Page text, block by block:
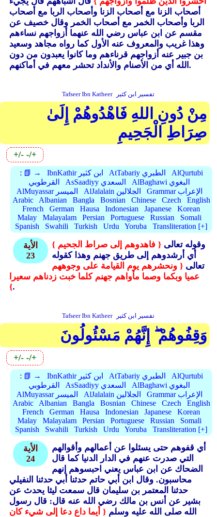
أصحاب الزنا مع أصحاب الزنا وأصحاب الربا مع أصحاب
الربا وأصحاب الخمر مع أصحاب الخمر وقال خصيف عن
مقسم عن ابن عباس رضي الله عنهما أزواجهم نساءهم
وهذا غريب والمعروف عنه الأول كما رواه مجاهد وسعيد
بن جبير عنه أزواجهم قرناءهم وما كانوا يعبدون من دون
الله أي من الأصنام والأنداد تحشر معهم في أماكنهم.
Tafseer Ibn Katheer تفسير ابن كثير
مِنْ دُونِ اللهِ فَاهْدُوهُمْ إِلَىٰ
صِرَاطِ الْجَحِيمِ
+/- -/+
: 📗 → IbnKathir ابن كثير AtTabariy الطبري
AlQurtubi
القرطوبي
AsSaadiyy السعدي
AlBaghawi البغوي
AlMuyassar الميسر
AlJalalain الجلالين
Grammar الإعراب
Arabic
Albanian Bangla Bosnian Chinese Czech
English
French
German Hausa Indonesian Japanese
Korean
Malay
Malayalam Persian Portuguese Russian
Somali
Spanish
Swahili Turkish Urdu Yoruba Transliteration [+]
الأية
23
وقوله تعالى { فاهدوهم إلى صراط الجحيم }
أي أرشدوهم إلى طريق جهنم وهذا كقوله
تعالى { ونحشرهم يوم القيامة على وجوههم
عميا وبكما وصما مأواهم جهنم كلما خبت زدناهم سعيرا
}.
Tafseer Ibn Katheer تفسير ابن كثير
وَقِفُوهُمْ ۖ إِنَّهُمْ مَسْئُولُونَ
+/- -/+
: 📗 → IbnKathir ابن كثير AtTabariy الطبري
AlQurtubi
القرطوبي
AsSaadiyy السعدي
AlBaghawi البغوي
AlMuyassar الميسر
AlJalalain الجلالين
Grammar الإعراب
Arabic
Albanian Bangla Bosnian Chinese Czech
English
French
German Hausa Indonesian Japanese
Korean
Malay
Malayalam Persian Portuguese Russian
Somali
Spanish
Swahili Turkish Urdu Yoruba Transliteration [+]
الأية
24
أي قفوهم حتى يسئلوا عن أعمالهم وأقوالهم
التي صدرت عنهم في الدار الدنيا كما قال
الضحاك عن ابن عباس يعني احبسوهم إنهم
محاسبون.وقال ابن أبي حاتم حدثنا أبي حدثنا النفيلي
حدثنا المعتمر بن سليمان قال سمعت ليثا يحدث عن
بشير عن أنس بن مالك رضي الله عنه قال: قال رسول
الله صلى الله عليه وسلم { أيما داع دعا إلى شيء كان